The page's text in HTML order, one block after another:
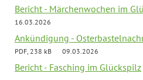
Bericht - Märchenwochen im
16.03.2026
Ankündigung -
PDF, 238 kB 09.03.2026
Bericht - Fasching im Glückspilz